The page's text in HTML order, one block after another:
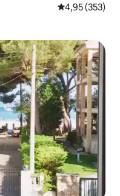
Classificação
4,95 (353)